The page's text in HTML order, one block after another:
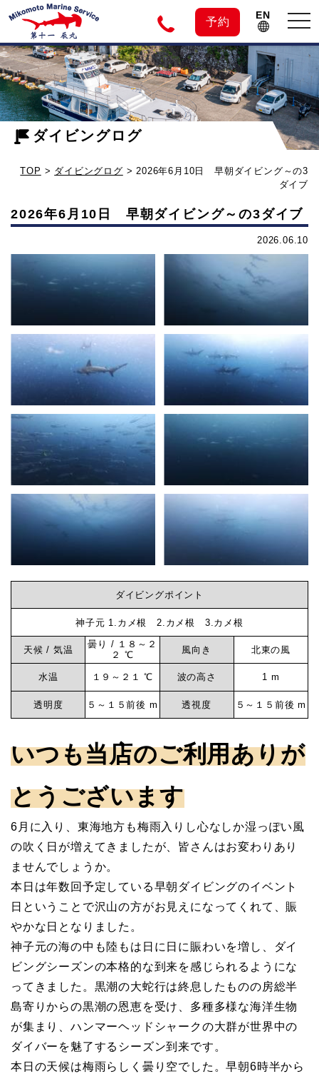
予約
EN
神
子
元
の
ダ
ビ
ン
グ
な
ら
元
マ
リ
ン
サ
ー
ビ
2026
年
6
日
朝
ビ
グ
～
の
ダ
イ
ダ
イ
グ
子
元
ダイビングログ
TOP > ダイビングログ >2026年6月10日 早朝ダイビング～の3
ダイブ
2026年6月10日 早朝ダイビング～の3ダイブ
2026.06.10
ダイビングポイント
神子元 1.カメ根 2.カメ根 3.カメ根
天候 / 気温
曇り / １８～２
２ ℃
風向き 北東の風
水温 １９～２１ ℃ 波の高さ 1 m
透明度 ５～１５前後 m 透視度 ５～１５前後 m
いつも当店のご利用ありが
とうございます
6月に入り、東海地方も梅雨入りし心なしか湿っぽい風
の吹く日が増えてきましたが、皆さんはお変わりあり
ませんでしょうか。
本日は年数回予定している早朝ダイビングのイベント
日ということで沢山の方がお見えになってくれて、賑
やかな日となりました。
神子元の海の中も陸もは日に日に賑わいを増し、ダイ
ビングシーズンの本格的な到来を感じられるようにな
ってきました。黒潮の大蛇行は終息したものの房総半
島寄りからの黒潮の恩恵を受け、多種多様な海洋生物
が集まり、ハンマーヘッドシャークの大群が世界中の
ダイバーを魅了するシーズン到来です。
本日の天候は梅雨らしく曇り空でした。早朝6時半から